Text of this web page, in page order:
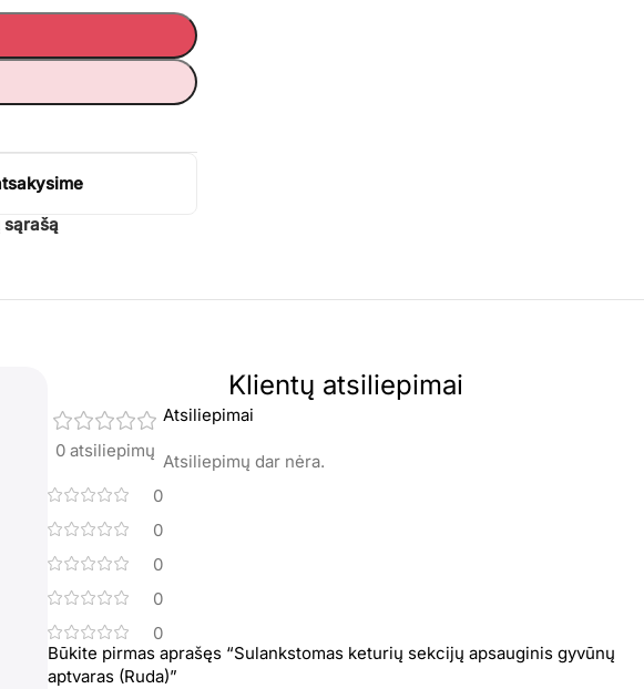
sąrašą
Klientų atsiliepimai
0 atsiliepimų
0
0
0
0
0
Atsiliepimai
Atsiliepimų dar nėra.
Būkite pirmas aprašęs “Sulankstomas keturių sekcijų apsauginis gyvūnų
aptvaras (Ruda)”